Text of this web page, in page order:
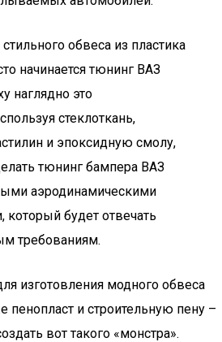
обвеса из пластика
начинается тюнинг ВАЗ
наглядно это
стеклоткань,
и эпоксидную смолу,
тюнинг бампера ВАЗ
аэродинамическими
который будет отвечать
требованиям.
изготовления модного обвеса
пенопласт и строительную пену –
вот такого «монстра».